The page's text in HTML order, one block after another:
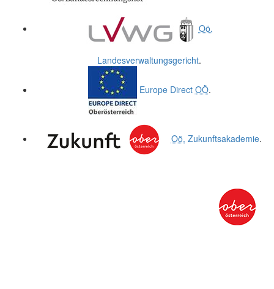
Oö.
Landesverwaltungsgericht.
Europe Direct OÖ.
Oö. Zukunftsakademie.